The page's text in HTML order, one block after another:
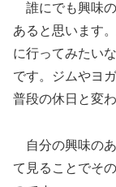
誰にでも興味
あると思います
に行ってみたい
です。ジムやヨ
普段の休日と変
自分の興味の
て見ることでそ